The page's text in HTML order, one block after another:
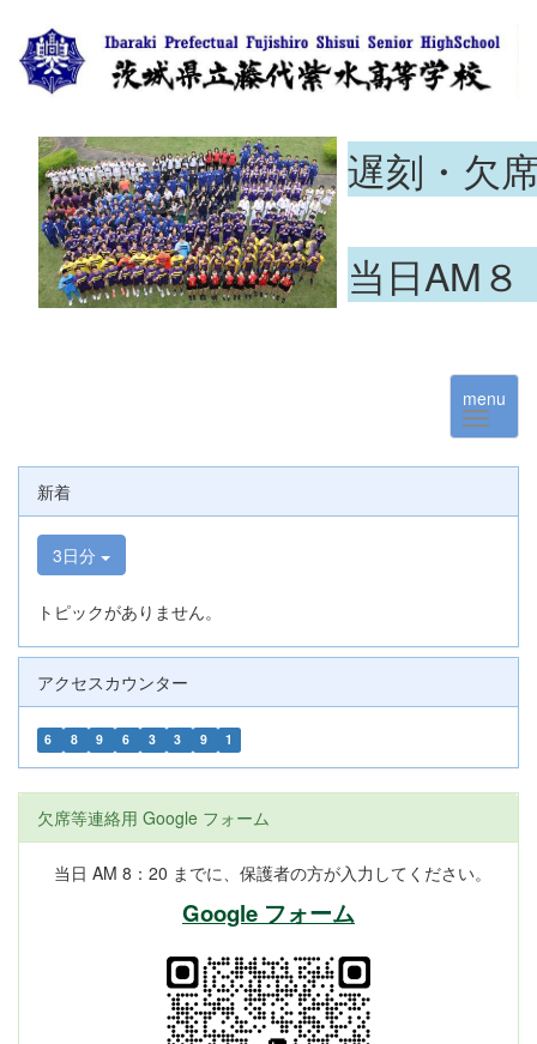
遅刻・欠
当日AM
menu
新着
3日分
トピックがありません。
アクセスカウンター
6 8 9 6 3 3 9 1
欠席等連絡用 Google フォーム
当日 AM 8：20 までに、保護者の方が入力してください。
Google フォーム